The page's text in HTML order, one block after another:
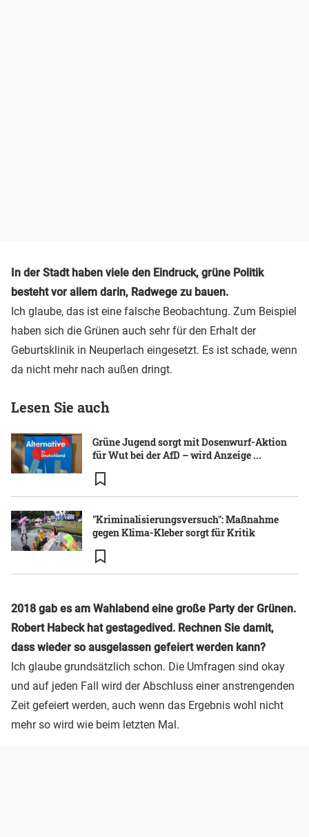
In der Stadt haben viele den Eindruck, grüne Politik
besteht vor allem darin, Radwege zu bauen.
Ich glaube, das ist eine falsche Beobachtung. Zum Beispiel
haben sich die Grünen auch sehr für den Erhalt der
Geburtsklinik in Neuperlach eingesetzt. Es ist schade, wenn
da nicht mehr nach außen dringt.
Lesen Sie auch
Grüne Jugend sorgt mit Dosenwurf-Aktion
für Wut bei der AfD – wird Anzeige ...
"Kriminalisierungsversuch": Maßnahme
gegen Klima-Kleber sorgt für Kritik
2018 gab es am Wahlabend eine große Party der Grünen.
Robert Habeck hat gestagedived. Rechnen Sie damit,
dass wieder so ausgelassen gefeiert werden kann?
Ich glaube grundsätzlich schon. Die Umfragen sind okay
und auf jeden Fall wird der Abschluss einer anstrengenden
Zeit gefeiert werden, auch wenn das Ergebnis wohl nicht
mehr so wird wie beim letzten Mal.